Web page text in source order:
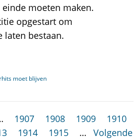
moeten maken.
opgestart om
laten bestaan.
moet blijven
1907 1908 1909
1910
1914 1915 …
Volgende